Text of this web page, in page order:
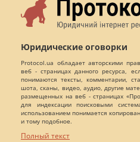
Юридические оговорки
Protocol.ua обладает авторскими
веб - страницах данного ресурса,
понимаются тексты, комментарии,
шота, сканы, видео, аудио, другие
размещенных на веб - страницах
для индексации поисковыми
использованием понимается
и тому подобное.
Полный текст